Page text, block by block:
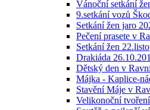
Vánoční setkání
9.setkání vozů
Setkání žen jaro
Pečení prasete v
Setkání žen
Drakiáda
Dětský den v
Májka - Kaplice-
Stavění Máje v
Velikonoční